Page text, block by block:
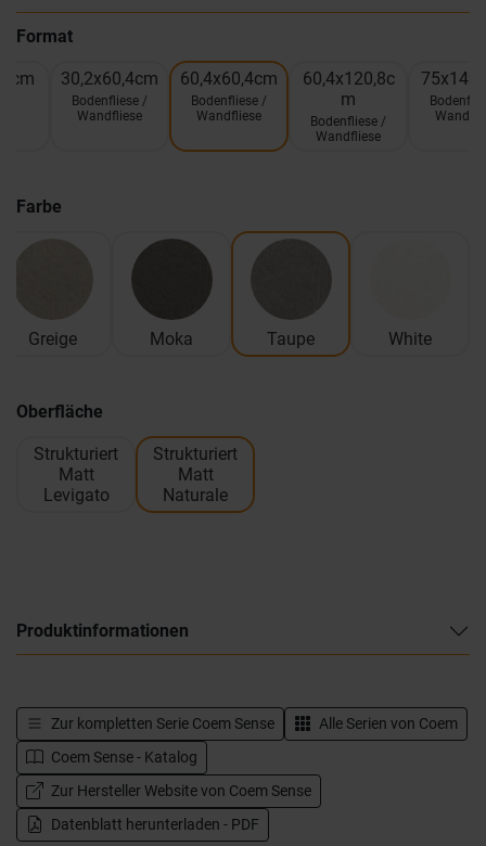
Format
30,2x60,4cm
Bodenfliese /
Wandfliese
60,4x60,4cm
Bodenfliese /
Wandfliese
60,4x120,8c
m
Bodenfliese /
Wandfliese
Farbe
Greige Moka Taupe White
Oberfläche
Strukturiert
Matt
Levigato
Strukturiert
Matt
Naturale
Produktinformationen
Zur kompletten Serie Coem Sense Alle Serien von Coem
Coem Sense - Katalog
Zur Hersteller Website von Coem Sense
Datenblatt herunterladen - PDF